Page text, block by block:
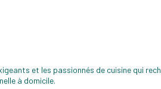
et les passionnés de cuisine qui
à domicile.